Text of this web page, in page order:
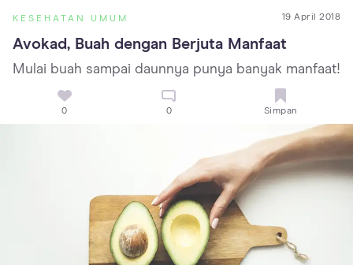
KESEHATAN UMUM 19 April 2018
Avokad, Buah dengan Berjuta Manfaat
Mulai buah sampai daunnya punya banyak manfaat!
0 0 Simpan